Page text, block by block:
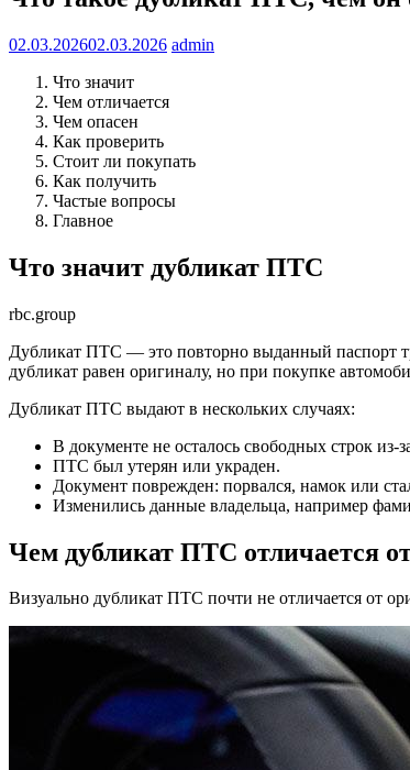
02.03.202602.03.2026 admin
Что значит
Чем отличается
Чем опасен
Как проверить
Стоит ли покупать
Как получить
Частые вопросы
Главное
Что значит дубликат ПТС
rbc.group
Дубликат ПТС — это повторно выданный паспорт
дубликат равен оригиналу, но при покупке
Дубликат ПТС выдают в нескольких случаях:
В документе не осталось свободных строк из-
ПТС был утерян или украден.
Документ поврежден: порвался, намок или
Изменились данные владельца, например
Чем дубликат ПТС отличается
Визуально дубликат ПТС почти не отличается от